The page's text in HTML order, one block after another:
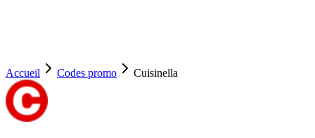
Accueil Codes promo Cuisinella